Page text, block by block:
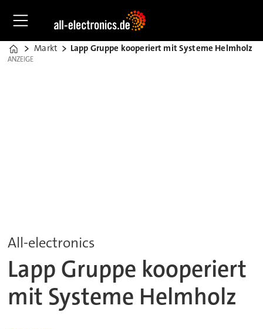
Home
Markt Lapp Gruppe kooperiert mit Systeme Helmholz
ANZEIGE
ANZEIGE
All-electronics
Lapp Gruppe kooperiert
mit Systeme Helmholz